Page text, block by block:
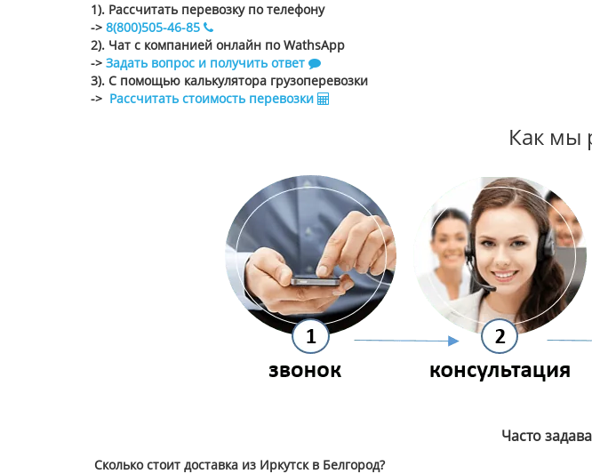
1). Рассчитать перевозку по телефону
-> 8(800)505-46-85
2). Чат с компанией онлайн по WathsApp
-> Задать вопрос и получить ответ
3). С помощью калькулятора грузоперевозки
-> Рассчитать стоимость перевозки
Как мы
Часто
Сколько стоит доставка из Иркутск в Белгород?